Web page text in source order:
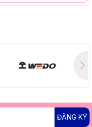
ĐĂNG KÝ